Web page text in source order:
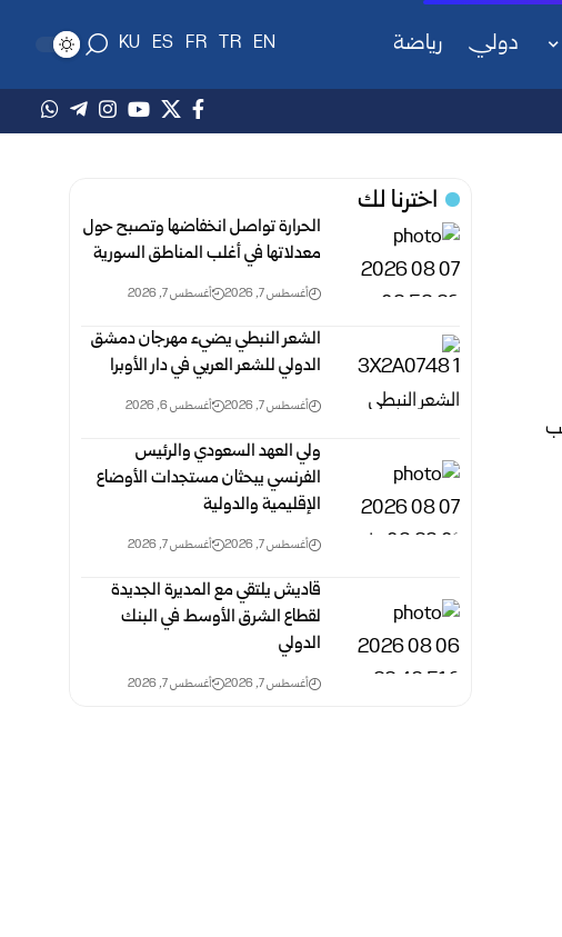
دولي رياضة EN
TR
FR
ES
KU
اخترنا لك
الحرارة تواصل انخفاضها وتصبح حول
معدلاتها في أغلب المناطق السورية‎ ‎
أغسطس 7, 2026 أغسطس 7, 2026
الشعر النبطي يضيء مهرجان دمشق
الدولي للشعر العربي في دار الأوبرا
أغسطس 7, 2026 أغسطس 6, 2026
ولي العهد السعودي والرئيس
الفرنسي يبحثان مستجدات الأوضاع
الإقليمية والدولية
أغسطس 7, 2026 أغسطس 7, 2026
قاديش يلتقي مع المديرة الجديدة
لقطاع الشرق الأوسط في البنك
الدولي
أغسطس 7, 2026 أغسطس 7, 2026